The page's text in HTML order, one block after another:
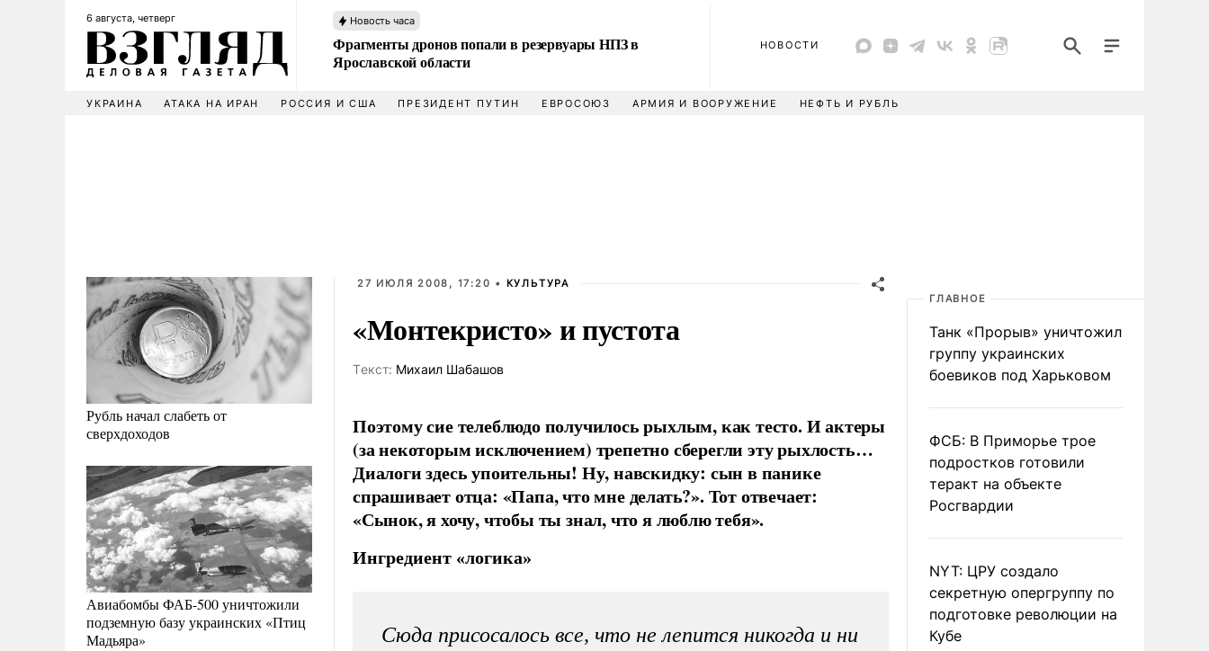
6 августа, четверг Новость часа
Фрагменты дронов попали в резервуары НПЗ в
Ярославской области
НОВОСТИ
УКРАИНА АТАКА НА ИРАН РОССИЯ И США ПРЕЗИДЕНТ ПУТИН ЕВРОСОЮЗ АРМИЯ И ВООРУЖЕНИЕ НЕФТЬ И РУБЛЬ
Рубль начал слабеть от
сверхдоходов
Авиабомбы ФАБ-500 уничтожили
подземную базу украинских «Птиц
Мадьяра»
27 ИЮЛЯ 2008, 17:20 • КУЛЬТУРА
«Монтекристо» и пустота
Tекст: Михаил Шабашов
Поэтому сие телеблюдо получилось рыхлым, как тесто. И актеры
(за некоторым исключением) трепетно сберегли эту рыхлость…
Диалоги здесь упоительны! Ну, навскидку: сын в панике
спрашивает отца: «Папа, что мне делать?». Тот отвечает:
«Сынок, я хочу, чтобы ты знал, что я люблю тебя».
Ингредиент «логика»
Сюда присосалось все, что не лепится никогда и ни
ГЛАВНОЕ
Танк «Прорыв» уничтожил
группу украинских
боевиков под Харьковом
ФСБ: В Приморье трое
подростков готовили
теракт на объекте
Росгвардии
NYT: ЦРУ создало
секретную опергруппу по
подготовке революции на
Кубе